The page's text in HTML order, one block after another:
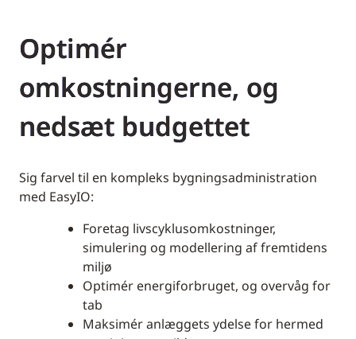
Optimér
omkostningerne, og
nedsæt budgettet
Sig farvel til en kompleks bygningsadministration
med EasyIO:
Foretag livscyklusomkostninger,
simulering og modellering af fremtidens
miljø
Optimér energiforbruget, og overvåg for
tab
Maksimér anlæggets ydelse for hermed